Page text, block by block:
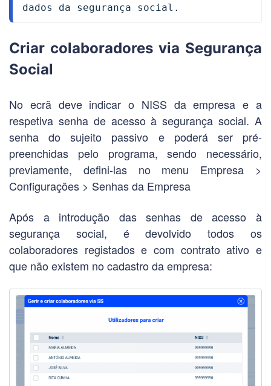
dados da segurança social.
Criar colaboradores via Segurança
Social
No ecrã deve indicar o NISS da empresa e a
respetiva senha de acesso à segurança social. A
senha do sujeito passivo e poderá ser pré-
preenchidas pelo programa, sendo necessário,
previamente, defini-las no menu Empresa >
Configurações > Senhas da Empresa
Após a introdução das senhas de acesso à
segurança social, é devolvido todos os
colaboradores registados e com contrato ativo e
que não existem no cadastro da empresa: